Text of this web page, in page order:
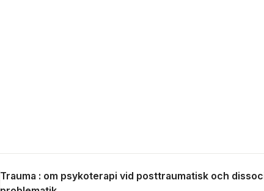
Trauma : om psykoterapi vid posttraumatisk och